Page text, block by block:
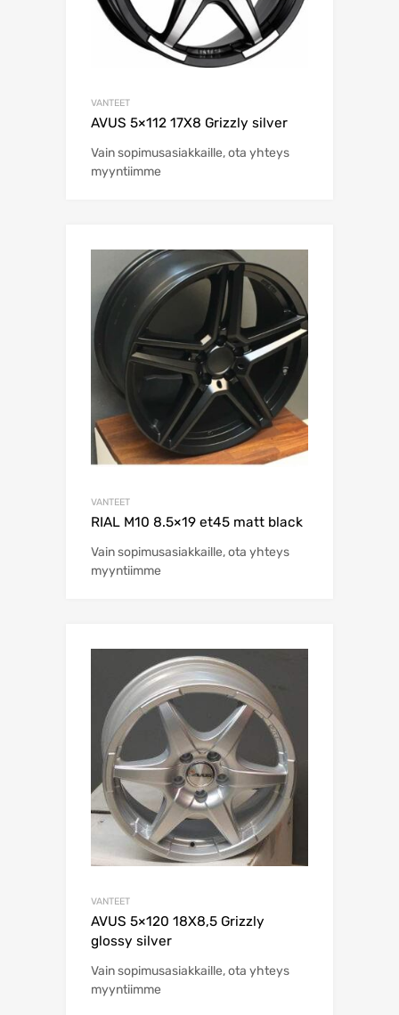
VANTEET
AVUS 5×112 17X8 Grizzly silver
Vain sopimusasiakkaille, ota yhteys
myyntiimme
VANTEET
RIAL M10 8.5×19 et45 matt black
Vain sopimusasiakkaille, ota yhteys
myyntiimme
VANTEET
AVUS 5×120 18X8,5 Grizzly
glossy silver
Vain sopimusasiakkaille, ota yhteys
myyntiimme